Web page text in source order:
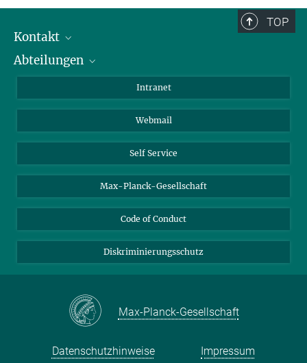
TOP
Kontakt
Mitarbeiterverzeichnis
Abteilungen
Biomolekulare Systeme
Kolloidchemie
Nachhaltige und Bio-inspirierte Materialien
Intranet
Webmail
Self Service
Max-Planck-Gesellschaft
Code of Conduct
Diskriminierungsschutz
Max-Planck-Gesellschaft
Datenschutzhinweise Impressum